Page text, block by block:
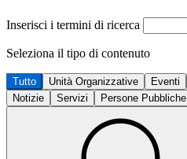
Inserisci i termini di ricerca
Seleziona il tipo di contenuto
Tutto Unità Organizzative Eventi
Notizie
Servizi Persone Pubbliche